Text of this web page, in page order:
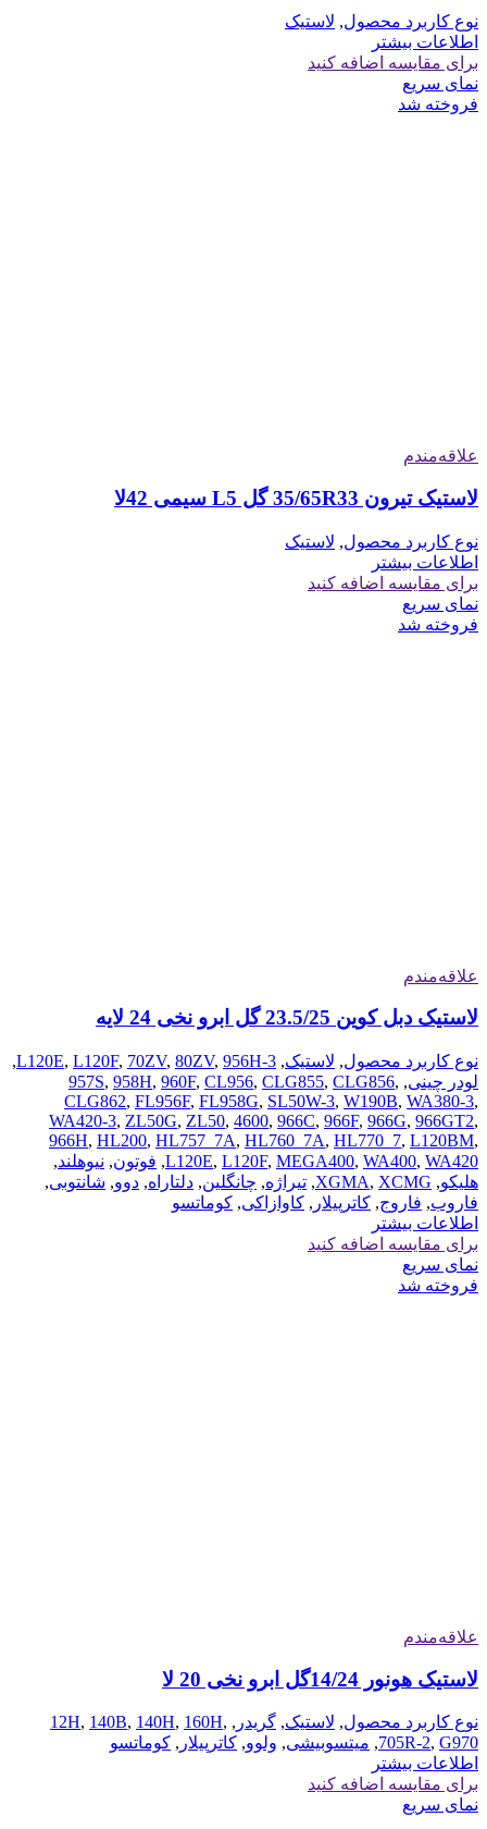
نوع کاربرد محصول, لاستیک
اطلاعات بیشتر
برای مقایسه اضافه کنید
نمای سریع
فروخته شد
علاقه‌مندم
لاستیک تیرون 35/65R33 گل L5 سیمی 42لا
نوع کاربرد محصول, لاستیک
اطلاعات بیشتر
برای مقایسه اضافه کنید
نمای سریع
فروخته شد
علاقه‌مندم
لاستیک دبل کوین 23.5/25 گل ابرو نخی 24 لایه
نوع کاربرد محصول, لاستیک,
L120E, L120F, 70ZV, 80ZV, 956H-3
,
لودر چینی,
957S, 958H, 960F, CL956, CLG855, CLG856,
CLG862, FL956F, FL958G, SL50W-3, W190B, WA380-3,
WA420-3, ZL50G, ZL50, 4600, 966C, 966F, 966G, 966GT2,
966H, HL200, HL757_7A, HL760_7A, HL770_7, L120BM,
L120E, L120F, MEGA400, WA400, WA420
, فوتون, نیوهلند,
هلیکو,
XGMA, XCMG
, تیراژه, چانگلین, دلتاراه, دوو, شانتوبی,
فاروب, فاروج, کاترپیلار , کاوازاکی, کوماتسو
اطلاعات بیشتر
برای مقایسه اضافه کنید
نمای سریع
فروخته شد
علاقه‌مندم
لاستیک هونور 14/24گل ابرو نخی 20 لا
نوع کاربرد محصول, لاستیک, گریدر ,
12H, 140B, 140H, 160H,
705R-2, G970
, میتسوبیشی, ولوو, کاترپیلار , کوماتسو
اطلاعات بیشتر
برای مقایسه اضافه کنید
نمای سریع